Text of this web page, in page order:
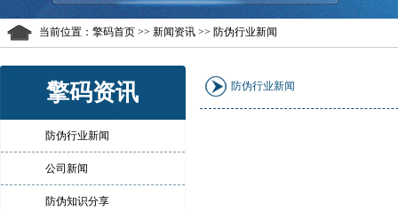
当前位置： 擎码首页 >> 新闻资讯 >> 防伪行业新闻
擎码资讯
防伪行业新闻
公司新闻
防伪知识分享
防伪行业新闻